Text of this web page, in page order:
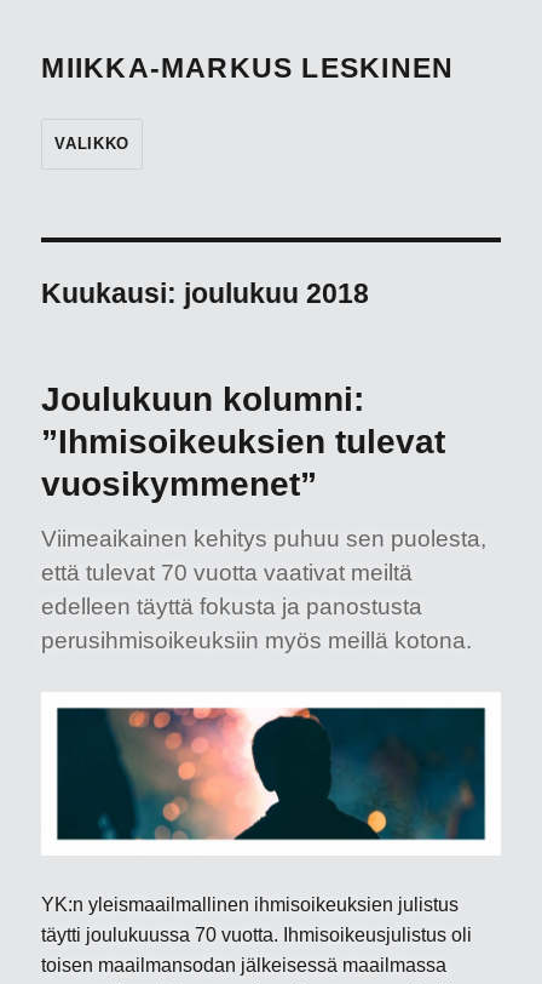
MIIKKA-MARKUS LESKINEN
VALIKKO
Kuukausi: joulukuu 2018
Joulukuun kolumni:
”Ihmisoikeuksien tulevat
vuosikymmenet”
Viimeaikainen kehitys puhuu sen puolesta,
että tulevat 70 vuotta vaativat meiltä
edelleen täyttä fokusta ja panostusta
perusihmisoikeuksiin myös meillä kotona.
YK:n yleismaailmallinen ihmisoikeuksien julistus
täytti joulukuussa 70 vuotta. Ihmisoikeusjulistus oli
toisen maailmansodan jälkeisessä maailmassa